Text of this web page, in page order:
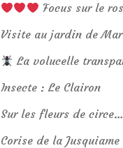
Focus sur le
Visite au jardin de
La volucelle
Insecte : Le Clairon
Sur les fleurs de circe…
Corise de la Jusquiame